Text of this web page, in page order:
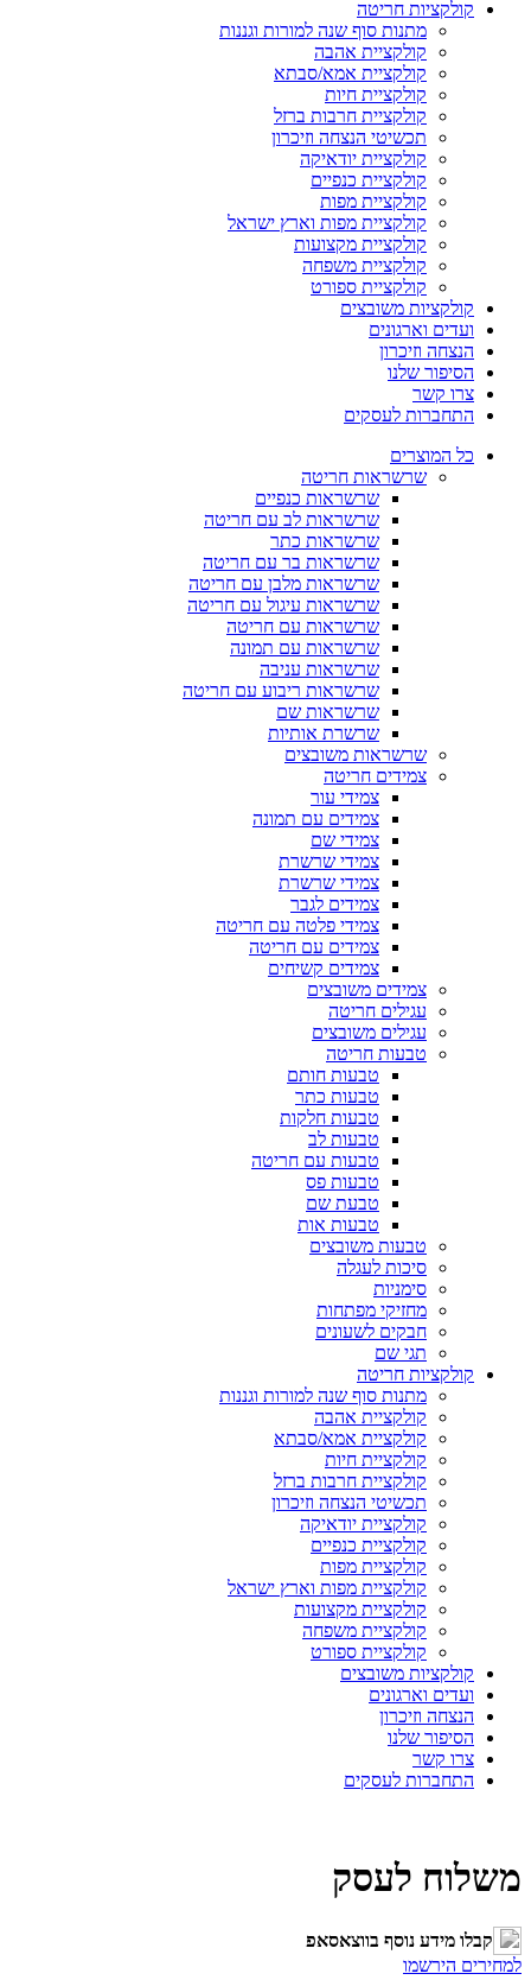
קולקציות חריטה
מתנות סוף שנה למורות וגננות
קולקציית אהבה
קולקציית אמא/סבתא
קולקציית חיות
קולקציית חרבות ברזל
תכשיטי הנצחה וזיכרון
קולקציית יודאיקה
קולקציית כנפיים
קולקציית מפות
קולקציית מפות וארץ ישראל
קולקציית מקצועות
קולקציית משפחה
קולקציית ספורט
קולקציות משובצים
ועדים וארגונים
הנצחה וזיכרון
הסיפור שלנו
צרו קשר
התחברות לעסקים
כל המוצרים
שרשראות חריטה
שרשראות כנפיים
שרשראות לב עם חריטה
שרשראות כתר
שרשראות בר עם חריטה
שרשראות מלבן עם חריטה
שרשראות עיגול עם חריטה
שרשראות עם חריטה
שרשראות עם תמונה
שרשראות עניבה
שרשראות ריבוע עם חריטה
שרשראות שם
שרשרת אותיות
שרשראות משובצים
צמידים חריטה
צמידי עור
צמידים עם תמונה
צמידי שם
צמידי שרשרת
צמידי שרשרת
צמידים לגבר
צמידי פלטה עם חריטה
צמידים עם חריטה
צמידים קשיחים
צמידים משובצים
עגילים חריטה
עגילים משובצים
טבעות חריטה
טבעות חותם
טבעות כתר
טבעות חלקות
טבעות לב
טבעות עם חריטה
טבעות פס
טבעת שם
טבעות אות
טבעות משובצים
סיכות לעגלה
סימניות
מחזיקי מפתחות
חבקים לשעונים
תגי שם
קולקציות חריטה
מתנות סוף שנה למורות וגננות
קולקציית אהבה
קולקציית אמא/סבתא
קולקציית חיות
קולקציית חרבות ברזל
תכשיטי הנצחה וזיכרון
קולקציית יודאיקה
קולקציית כנפיים
קולקציית מפות
קולקציית מפות וארץ ישראל
קולקציית מקצועות
קולקציית משפחה
קולקציית ספורט
קולקציות משובצים
ועדים וארגונים
הנצחה וזיכרון
הסיפור שלנו
צרו קשר
התחברות לעסקים
משלוח לעסק
קבלו מידע נוסף בווצאסאפ
למחירים הירשמו